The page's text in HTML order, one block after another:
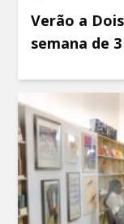
Verão a
semana de